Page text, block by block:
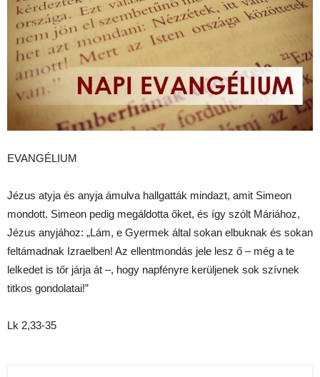
EVANGÉLIUM
Jézus atyja és anyja ámulva hallgatták mindazt, amit Simeon
mondott. Simeon pedig megáldotta őket, és így szólt Máriához,
Jézus anyjához: „Lám, e Gyermek által sokan elbuknak és sokan
feltámadnak Izraelben! Az ellentmondás jele lesz ő – még a te
lelkedet is tőr járja át –, hogy napfényre kerüljenek sok szívnek
titkos gondolatai!”
Lk 2,33-35